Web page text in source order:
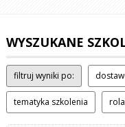
WYSZUKANE
filtruj wyniki po:
tematyka szkolenia